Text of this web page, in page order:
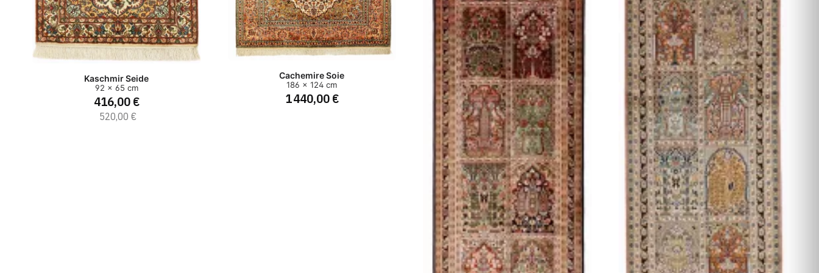
Kaschmir Seide
92 x 65 cm
416,00 €
520,00 €
Cachemire Soie
186 x 124 cm
1 440,00 €